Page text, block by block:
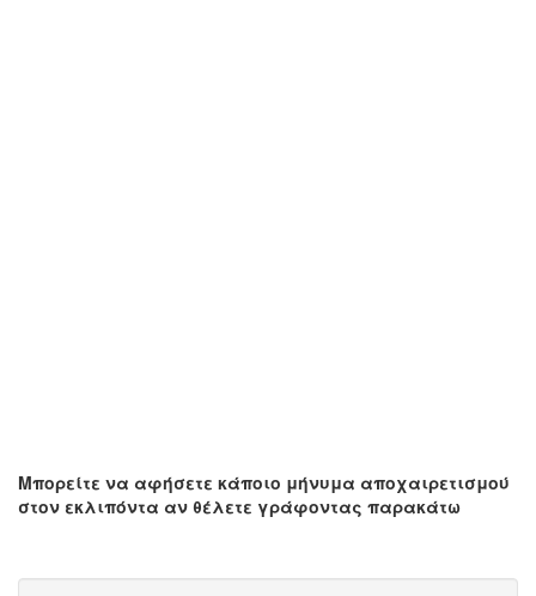
Μπορείτε να αφήσετε κάποιο μήνυμα αποχαιρετισμού
στον εκλιπόντα αν θέλετε γράφοντας παρακάτω